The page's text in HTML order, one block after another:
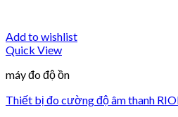
Add to wishlist
Quick View
máy đo độ ồn
Thiết bị đo cường độ âm thanh